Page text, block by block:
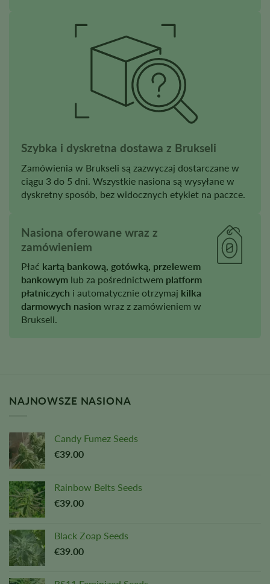
Szybka i dyskretna dostawa z Brukseli
Zamówienia w Brukseli są zazwyczaj dostarczane w
ciągu 3 do 5 dni. Wszystkie nasiona są wysyłane w
dyskretny sposób, bez widocznych etykiet na paczce.
Nasiona oferowane wraz z
zamówieniem
Płać kartą bankową, gotówką, przelewem
bankowym lub za pośrednictwem platform
płatniczych i automatycznie otrzymaj kilka
darmowych nasion wraz z zamówieniem w
Brukseli.
NAJNOWSZE NASIONA
Candy Fumez Seeds
€39.00
Rainbow Belts Seeds
€39.00
Black Zoap Seeds
€39.00